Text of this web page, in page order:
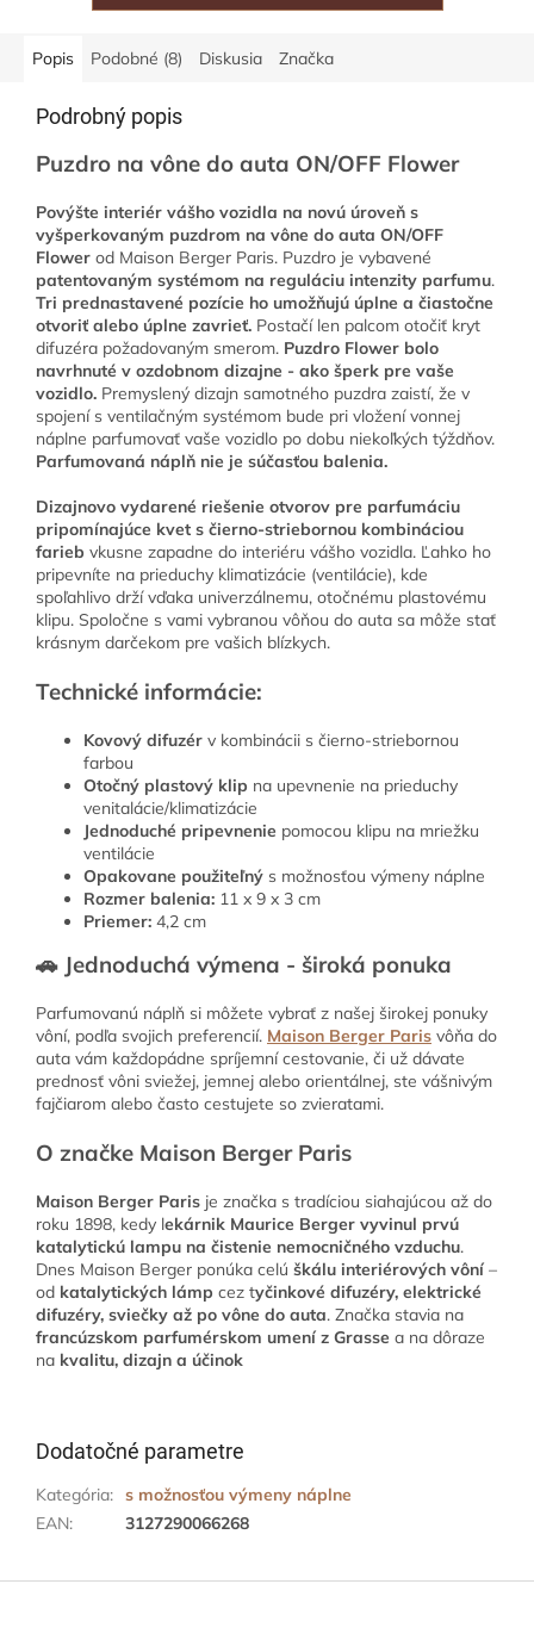
Popis Podobné (8) Diskusia Značka
Podrobný popis
Puzdro na vône do auta ON/OFF Flower
Povýšte interiér vášho vozidla na novú úroveň s
vyšperkovaným puzdrom na vône do auta ON/OFF
Flower od Maison Berger Paris. Puzdro je vybavené
patentovaným systémom na reguláciu intenzity parfumu.
Tri prednastavené pozície ho umožňujú úplne a čiastočne
otvoriť alebo úplne zavrieť. Postačí len palcom otočiť kryt
difuzéra požadovaným smerom. Puzdro Flower bolo
navrhnuté v ozdobnom dizajne - ako šperk pre vaše
vozidlo. Premyslený dizajn samotného puzdra zaistí, že v
spojení s ventilačným systémom bude pri vložení vonnej
náplne parfumovať vaše vozidlo po dobu niekoľkých týždňov.
Parfumovaná náplň nie je súčasťou balenia.
Dizajnovo vydarené riešenie otvorov pre parfumáciu
pripomínajúce kvet s čierno-striebornou kombináciou
farieb vkusne zapadne do interiéru vášho vozidla. Ľahko ho
pripevníte na prieduchy klimatizácie (ventilácie), kde
spoľahlivo drží vďaka univerzálnemu, otočnému plastovému
klipu. Spoločne s vami vybranou vôňou do auta sa môže stať
krásnym darčekom pre vašich blízkych.
Technické informácie:
Kovový difuzér v kombinácii s čierno-striebornou
farbou
Otočný plastový klip na upevnenie na prieduchy
venitalácie/klimatizácie
Jednoduché pripevnenie pomocou klipu na mriežku
ventilácie
Opakovane použiteľný s možnosťou výmeny náplne
Rozmer balenia: 11 x 9 x 3 cm
Priemer: 4,2 cm
🚗 Jednoduchá výmena - široká ponuka
Parfumovanú náplň si môžete vybrať z našej širokej ponuky
vôní, podľa svojich preferencií. Maison Berger Paris vôňa do
auta vám každopádne spríjemní cestovanie, či už dávate
prednosť vôni sviežej, jemnej alebo orientálnej, ste vášnivým
fajčiarom alebo často cestujete so zvieratami.
O značke Maison Berger Paris
Maison Berger Paris je značka s tradíciou siahajúcou až do
roku 1898, kedy lekárnik Maurice Berger vyvinul prvú
katalytickú lampu na čistenie nemocničného vzduchu.
Dnes Maison Berger ponúka celú škálu interiérových vôní –
od katalytických lámp cez tyčinkové difuzéry, elektrické
difuzéry, sviečky až po vône do auta. Značka stavia na
francúzskom parfumérskom umení z Grasse a na dôraze
na kvalitu, dizajn a účinok
Dodatočné parametre
Kategória: s možnosťou výmeny náplne
EAN: 3127290066268